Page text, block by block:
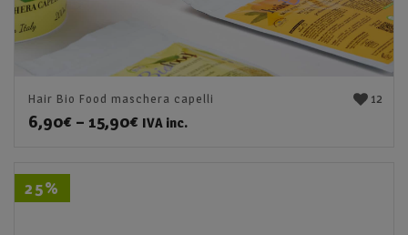
12
Hair Bio Food maschera capelli
6,90€ – 15,90€ IVA inc.
25%